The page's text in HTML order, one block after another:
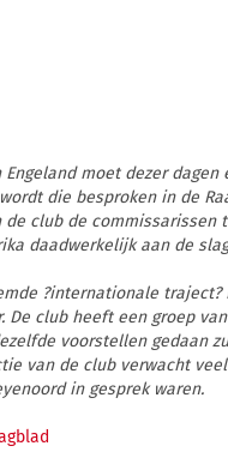
moet dezer
die besproken in de
club de commissarissen
daadwerkelijk aan de
?internationale
De club heeft een groep
voorstellen gedaan
van de club verwacht
in gesprek waren.